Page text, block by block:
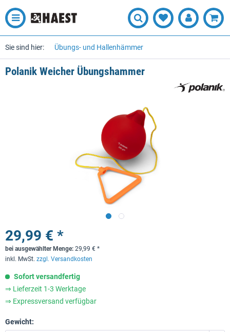
Sie sind hier: Übungs- und Hallenhämmer
Polanik Weicher Übungshammer
29,99 € *
bei ausgewählter Menge: 29,99 € *
inkl. MwSt. zzgl. Versandkosten
Sofort versandfertig
⇒ Lieferzeit 1-3 Werktage
⇒ Expressversand verfügbar
Gewicht: